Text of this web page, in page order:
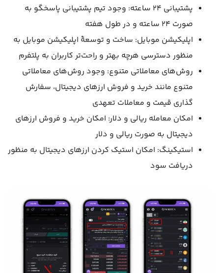
پشتیبانی ۲۴ ساعته: وجود تیم پشتیبانی پاسخگو به
صورت ۲۴ ساعته و در طول هفته
اپلیکیشن موبایل: ساخت و توسعۀ اپلیکیشن موبایل به
منظور دسترسی هرچه بهتر و راحت‌تر کاربران به پلتفرم
روش‌های معاملاتی متنوع: وجود روش‌های معاملاتی
متنوع مانند خرید و فروش ارزهای دیجیتال، سفارش
گذاری قیمت و معاملات تعهدی
امکان معامله ریالی و دلار: امکان خرید و فروش ارزهای
دیجیتال به صورت ریالی و دلار
استیکینگ: امکان استیک کردن ارزهای دیجیتال به منظور
دریافت سود